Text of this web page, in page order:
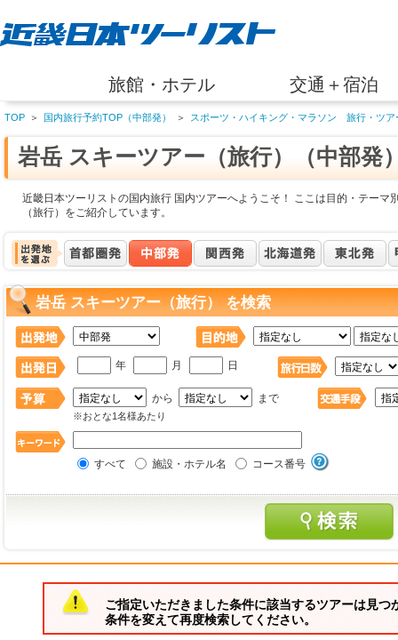
旅館・ホテル 交通＋宿泊
TOP ＞ 国内旅行予約TOP（中部発） ＞ スポーツ・ハイキング・マラソン 旅行・ツア
岩岳 スキーツアー（旅行）（中部発
近畿日本ツーリストの国内旅行 国内ツアーへようこそ！ ここは目的・テーマ
（旅行）をご紹介しています。
岩岳 スキーツアー（旅行） を検索
年 月 日
から まで
※おとな1名様あたり
すべて 施設・ホテル名 コース番号
ご指定いただきました条件に該当するツアーは見つ
条件を変えて再度検索してください。